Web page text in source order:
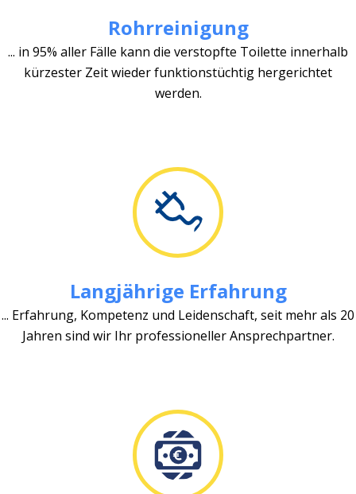
Rohrreinigung
... in 95% aller Fälle kann die verstopfte Toilette innerhalb
kürzester Zeit wieder funktionstüchtig hergerichtet
werden.
Langjährige Erfahrung
... Erfahrung, Kompetenz und Leidenschaft, seit mehr als 20
Jahren sind wir Ihr professioneller Ansprechpartner.